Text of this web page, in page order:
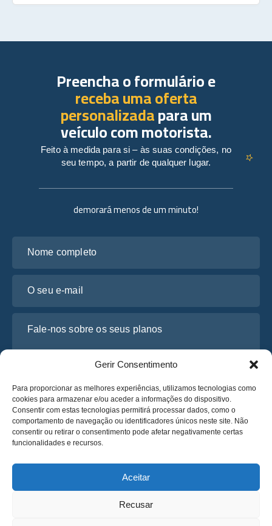
Gerir Consentimento
Para proporcionar as melhores experiências, utilizamos tecnologias como
cookies para armazenar e/ou aceder a informações do dispositivo.
Consentir com estas tecnologias permitirá processar dados, como o
comportamento de navegação ou identificadores únicos neste site. Não
consentir ou retirar o consentimento pode afetar negativamente certas
funcionalidades e recursos.
Aceitar
Recusar
demorará menos de um minuto!
Li e concordo com a
Obtenha um Orçamento
Obtenha um Orçamento
Preencha o formulário e
receba uma oferta
personalizadapara um
veículo com motorista.
Feito à medida para si – às suas condições, no
seu tempo, a partir de qualquer lugar.